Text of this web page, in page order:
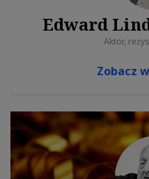
Edward
Aktor,
Zobacz